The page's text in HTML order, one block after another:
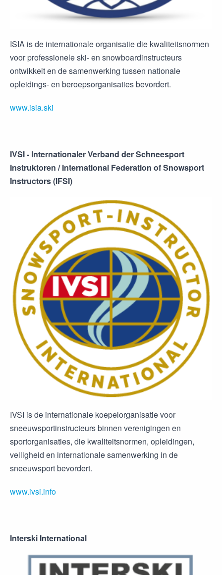
ISIA is de internationale organisatie die kwaliteitsnormen
voor professionele ski- en snowboardinstructeurs
ontwikkelt en de samenwerking tussen nationale
opleidings- en beroepsorganisaties bevordert.
www.isia.ski
IVSI - Internationaler Verband der Schneesport
Instruktoren / International Federation of Snowsport
Instructors (IFSI)
IVSI is de internationale koepelorganisatie voor
sneeuwsportinstructeurs binnen verenigingen en
sportorganisaties, die kwaliteitsnormen, opleidingen,
veiligheid en internationale samenwerking in de
sneeuwsport bevordert.
www.ivsi.info
Interski International